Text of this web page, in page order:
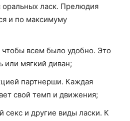
оральных ласк. Прелюдия
и по максимуму
чтобы всем было удобно. Это
или мягкий диван;
партнерши. Каждая
свой темп и движения;
секс и другие виды ласки. К